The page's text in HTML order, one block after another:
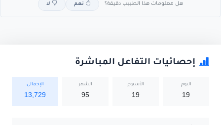
هل معلومات هذا الطبيب دقيقة؟ نعم لا
إحصائيات التفاعل المباشرة
اليوم
19
الأسبوع
19
الشهر
95
الإجمالي
13,729